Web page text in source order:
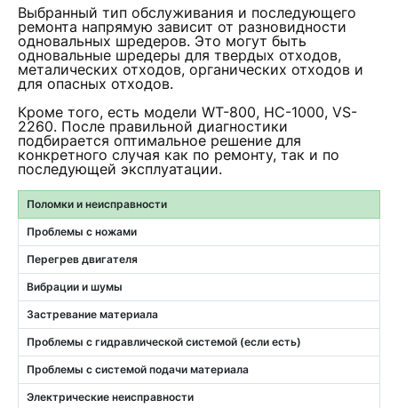
Выбранный тип обслуживания и последующего
ремонта напрямую зависит от разновидности
одновальных шредеров. Это могут быть
одновальные шредеры для твердых отходов,
металических отходов, органических отходов и
для опасных отходов.
Кроме того, есть модели WT-800, HC-1000, VS-
2260. После правильной диагностики
подбирается оптимальное решение для
конкретного случая как по ремонту, так и по
последующей эксплуатации.
Поломки и неисправности
Проблемы с ножами
Перегрев двигателя
Вибрации и шумы
Застревание материала
Проблемы с гидравлической системой (если есть)
Проблемы с системой подачи материала
Электрические неисправности